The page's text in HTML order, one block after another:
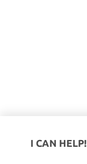
I CAN HELP!